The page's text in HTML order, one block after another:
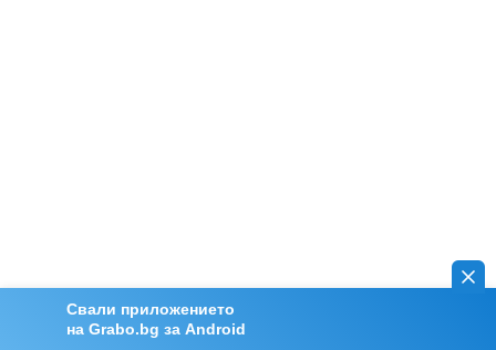
Свали приложението
на Grabo.bg за Android